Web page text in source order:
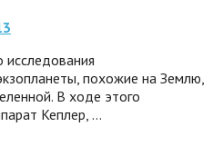
исследования
похожие на Землю,
В ходе этого
Кеплер, …